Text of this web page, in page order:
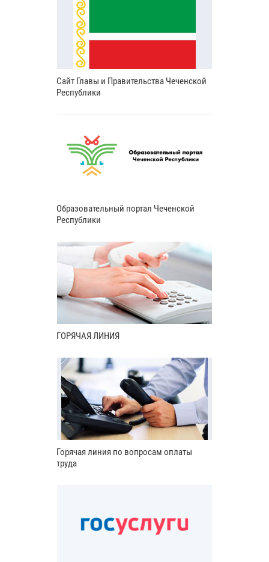
Сайт Главы и Правительства Чеченской
Республики
Образовательный портал Чеченской
Республики
ГОРЯЧАЯ ЛИНИЯ
Горячая линия по вопросам оплаты
труда